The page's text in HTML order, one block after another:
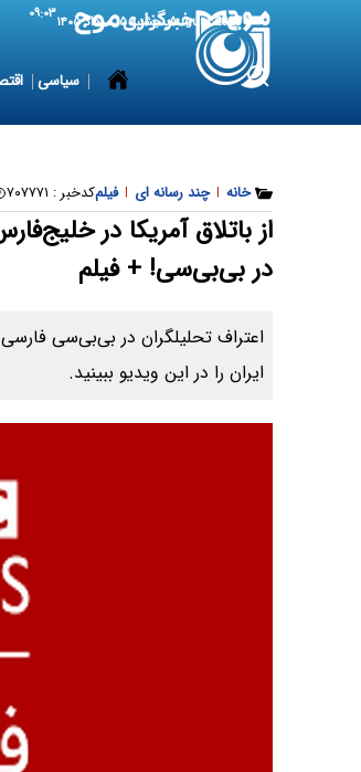
6 August 2026 پنجشنبه ۱۵ مرداد ۱۴۰۵ ۰۹:۰۳
سیاسی
خانه | چند رسانه ای | فیلمکدخبر : ۷۰۷۷۷۱
از باتلاق آمریکا در
در بی‌بی‌سی! + فیلم
اعتراف تحلیلگران در بی‌بی‌سی
ایران را در این ویدیو ببینید.